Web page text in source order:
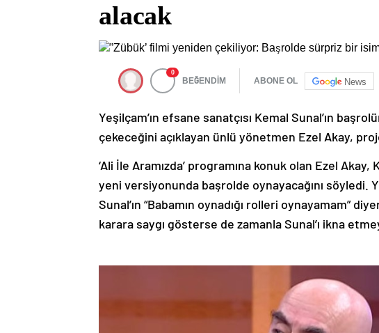
alacak
0
BEĞENDİM ABONE OL News
Yeşilçam’ın efsane sanatçısı Kemal Sunal’ın
çekeceğini açıklayan ünlü yönetmen Ezel Akay,
‘Ali İle Aramızda’ programına konuk olan Ezel Akay,
yeni versiyonunda başrolde oynayacağını
Sunal’ın “Babamın oynadığı rolleri oynayamam”
karara saygı gösterse de zamanla Sunal’ı ikna